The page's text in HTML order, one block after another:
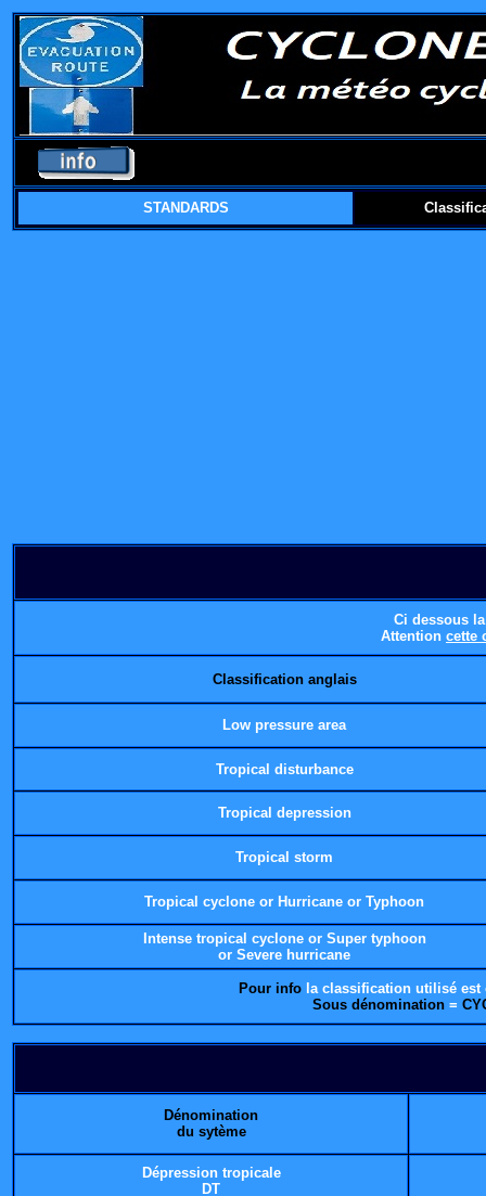
STANDARDS
Ci dessous
Attention cette
Classification anglais
Low pressure area
Tropical disturbance
Tropical depression
Tropical storm
Tropical cyclone or Hurricane or Typhoon
Intense tropical cyclone or Super typhoon
or Severe hurricane
Pour info la classification utilisé
Sous dénomination=
Dénomination
du sytème
Dépression tropicale
DT